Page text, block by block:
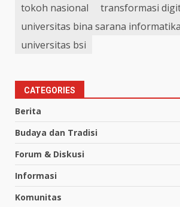
tokoh nasional
transformasi
universitas bina sarana informatika
universitas bsi
CATEGORIES
Berita
Budaya dan Tradisi
Forum & Diskusi
Informasi
Komunitas